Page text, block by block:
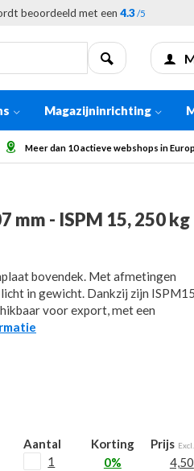
beoordeeld met een 4.3/5
Magazijninrichting
Afhaling op aanvraag voor grote
mm - ISPM 15, 250 kg
bovendek. Met afmetingen
in gewicht. Dankzij zijn ISPM15
voor export, met een
Aantal Korting Prijs
1 0%
4,50